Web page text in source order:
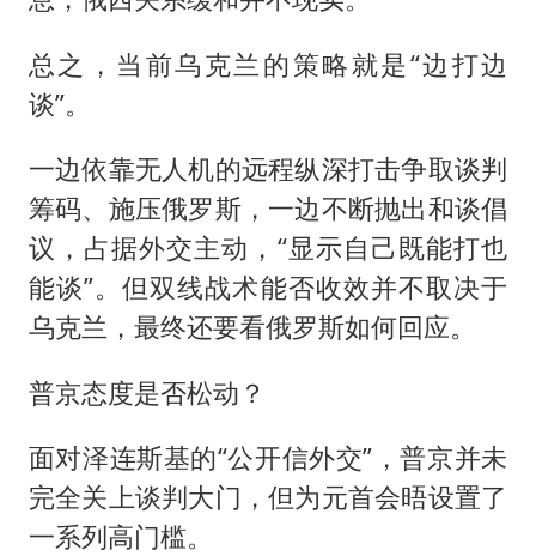
总之，当前乌克兰的策略就是“边打边
谈”。
一边依靠无人机的远程纵深打击争取谈判
筹码、施压俄罗斯，一边不断抛出和谈倡
议，占据外交主动，“显示自己既能打也
能谈”。但双线战术能否收效并不取决于
乌克兰，最终还要看俄罗斯如何回应。
普京态度是否松动？
面对泽连斯基的“公开信外交”，普京并未
完全关上谈判大门，但为元首会晤设置了
一系列高门槛。